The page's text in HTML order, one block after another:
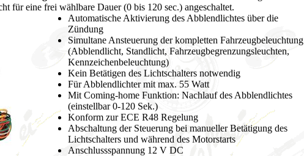
für eine frei wählbare Dauer (0 bis 120 sec.) angeschaltet.
Automatische Aktivierung des Abblendlichtes über die
Zündung
Simultane Ansteuerung der kompletten Fahrzeugbeleuchtung
(Abblendlicht, Standlicht, Fahrzeugbegrenzungsleuchten,
Kennzeichenbeleuchtung)
Kein Betätigen des Lichtschalters notwendig
Für Abblendlichter mit max. 55 Watt
Mit Coming-home Funktion: Nachlauf des Abblendlichtes
(einstellbar 0-120 Sek.)
Konform zur ECE R48 Regelung
Abschaltung der Steuerung bei manueller Betätigung des
Lichtschalters und während des Motorstarts
Anschlussspannung 12 V DC